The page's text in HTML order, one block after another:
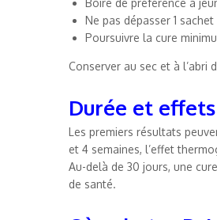
Ne pas dépasser 1
Poursuivre la cure
Conserver au sec et à l’abri
Durée et
Les premiers résultats
et 4 semaines, l’effet
Au-delà de 30 jours, une
de santé.